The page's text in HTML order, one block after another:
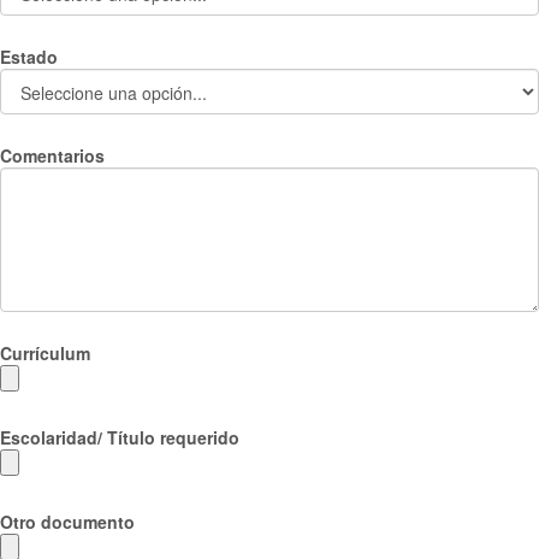
Estado
Comentarios
Currículum
Escolaridad/ Título requerido
Otro documento